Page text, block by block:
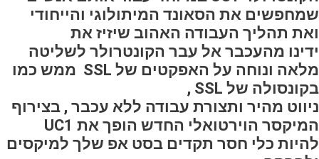
שמחפשים את הסאונד המיתולוגי והייחודי
ואת תהליך העבודה האהוב שיזיז את
ידינו מהעכבר אל עבר הקונטרולר לשליטה
מלאה ונוחה על האפקטים של SSL ממש כמו
בקונסולה של SSL ,
ניווט מהיר ותצורת עבודה ללא עכבר , בצירוף
המיקסר הוירטואלי החדש הופך את UC1
להיות כלי חסר תקדים בסט אפ שלך למיקסים